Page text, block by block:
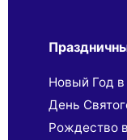
Новый Год
День
Рождество